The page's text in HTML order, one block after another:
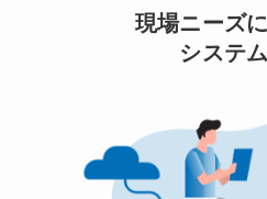
現場ニーズ
システ